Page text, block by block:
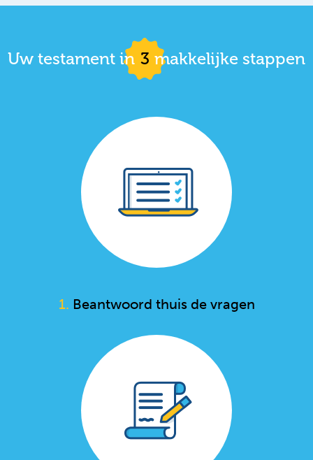
Uw testament in 3 makkelijke stappen
1. Beantwoord thuis de vragen